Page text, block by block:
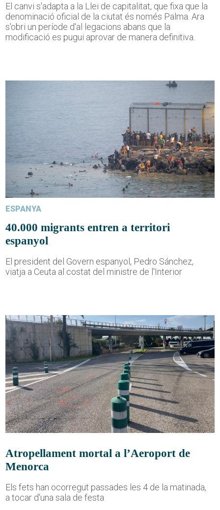
El canvi s'adapta a la Llei de capitalitat, que fixa que la
denominació oficial de la ciutat és només Palma. Ara
s'obri un període d'al·legacions abans que la
modificació es pugui aprovar de manera definitiva.
ESPANYA
40.000 migrants entren a territori
espanyol
El president del Govern espanyol, Pedro Sánchez,
viatja a Ceuta al costat del ministre de l'Interior
Atropellament mortal a l’Aeroport de
Menorca
Els fets han ocorregut passades les 4 de la matinada,
a tocar d'una sala de festa